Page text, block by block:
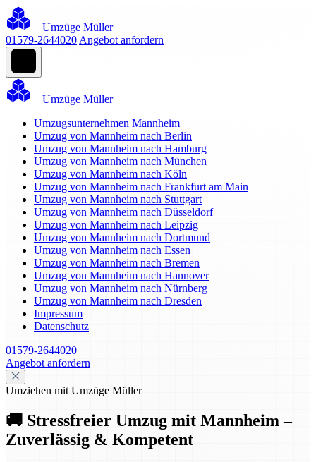
Umzüge Müller
01579-2644020 Angebot anfordern
Umzüge Müller
Umzugsunternehmen Mannheim
Umzug von Mannheim nach Berlin
Umzug von Mannheim nach Hamburg
Umzug von Mannheim nach München
Umzug von Mannheim nach Köln
Umzug von Mannheim nach Frankfurt am Main
Umzug von Mannheim nach Stuttgart
Umzug von Mannheim nach Düsseldorf
Umzug von Mannheim nach Leipzig
Umzug von Mannheim nach Dortmund
Umzug von Mannheim nach Essen
Umzug von Mannheim nach Bremen
Umzug von Mannheim nach Hannover
Umzug von Mannheim nach Nürnberg
Umzug von Mannheim nach Dresden
Impressum
Datenschutz
01579-2644020
Angebot anfordern
Umziehen mit Umzüge Müller
🚚 Stressfreier Umzug mit Mannheim –
Zuverlässig & Kompetent